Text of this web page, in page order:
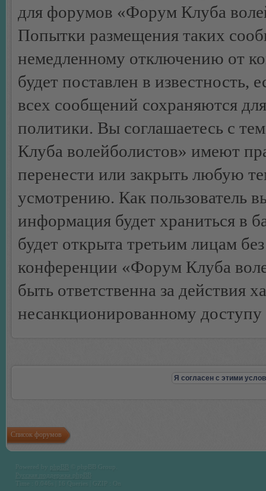
для форумов «Форум Клуба
Попытки размещения таких
немедленному отключению от
будет поставлен в
всех сообщений сохраняются
политики. Вы соглашаетесь с
Клуба волейболистов» имеют
перенести или закрыть любую
усмотрению. Как пользователь
информация будет храниться в
будет открыта третьим лицам
конференции «Форум Клуба
быть ответственна за действия
несанкционированному доступу
Список форумов
Time : 0.046s | 16 Queries | GZIP : On